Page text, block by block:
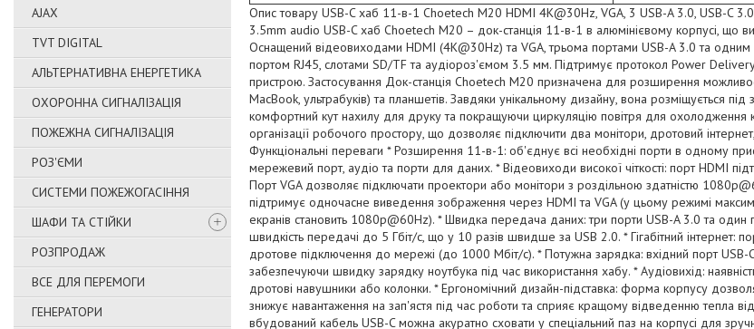
AJAX
TVT DIGITAL
АЛЬТЕРНАТИВНА ЕНЕРГЕТИКА
ОХОРОННА СИГНАЛІЗАЦІЯ
ПОЖЕЖНА СИГНАЛІЗАЦІЯ
РОЗ'ЄМИ
СИСТЕМИ ПОЖЕЖОГАСІННЯ
ШАФИ ТА СТІЙКИ
РОЗПРОДАЖ
ВСЕ ДЛЯ ПЕРЕМОГИ
ГЕНЕРАТОРИ
Опис товару USB-C хаб 11-в-1 Choetech M20 HDMI 4K@30Hz, VGA, 3 USB-A 3.0, USB-C
3.5mm audio USB-C хаб Choetech M20 – док-станція 11-в-1 в алюмінієвому корпусі, що
Оснащений відеовиходами HDMI (4K@30Hz) та VGA, трьома портами USB-A 3.0 та одним
портом RJ45, слотами SD/TF та аудіороз'ємом 3.5 мм. Підтримує протокол Power
пристрою. Застосування Док-станція Choetech M20 призначена для розширення
MacBook, ультрабуків) та планшетів. Завдяки унікальному дизайну, вона розміщується
комфортний кут нахилу для друку та покращуючи циркуляцію повітря для
організації робочого простору, що дозволяє підключити два монітори, дротовий
Функціональні переваги * Розширення 11-в-1: об'єднує всі необхідні порти в одному
мережевий порт, аудіо та порти для даних. * Відеовиходи високої чіткості: порт HDMI
Порт VGA дозволяє підключати проектори або монітори з роздільною здатністю
підтримує одночасне виведення зображення через HDMI та VGA (у цьому режимі
екранів становить 1080p@60Hz). * Швидка передача даних: три порти USB-A 3.0 та один
швидкість передачі до 5 Гбіт/с, що у 10 разів швидше за USB 2.0. * Гігабітний інтернет:
дротове підключення до мережі (до 1000 Мбіт/с). * Потужна зарядка: вхідний порт USB-
забезпечуючи швидку зарядку ноутбука під час використання хабу. * Аудіовихід:
дротові навушники або колонки. * Ергономічний дизайн-підставка: форма корпусу
знижує навантаження на зап'ястя під час роботи та сприяє кращому відведенню тепла
вбудований кабель USB-C можна акуратно сховати у спеціальний паз на корпусі для